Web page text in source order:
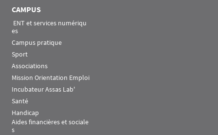
CAMPUS
es
Campus pratique
Sport
Associations
Mission Orientation Emploi
Incubateur Assas Lab'
Santé
Handicap
Aides financières et sociale
s